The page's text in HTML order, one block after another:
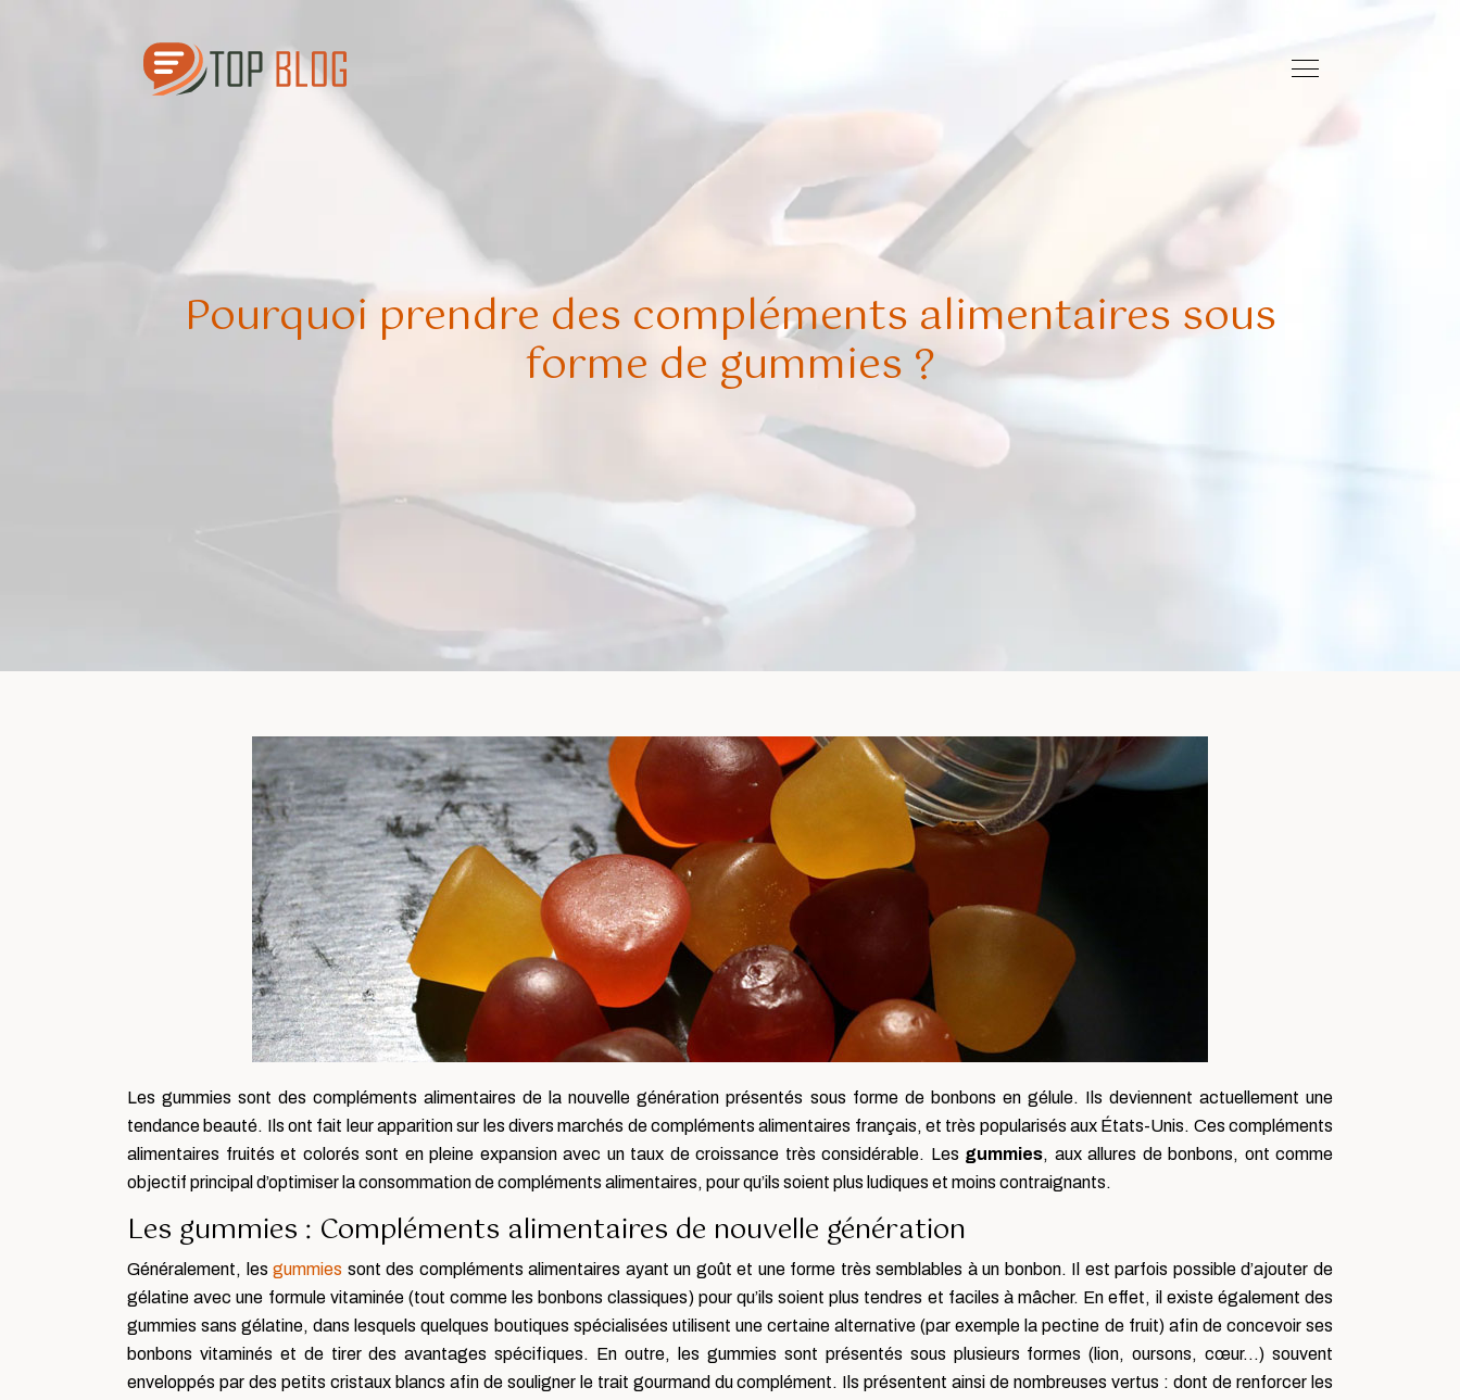
Pourquoi prendre des compléments alimentaires sous
forme de gummies ?
Les gummies sont des compléments alimentaires de la nouvelle génération présentés sous forme de bonbons en gélule. Ils deviennent actuellement une
tendance beauté. Ils ont fait leur apparition sur les divers marchés de compléments alimentaires français, et très popularisés aux États-Unis. Ces compléments
alimentaires fruités et colorés sont en pleine expansion avec un taux de croissance très considérable. Les gummies, aux allures de bonbons, ont comme
objectif principal d’optimiser la consommation de compléments alimentaires, pour qu’ils soient plus ludiques et moins contraignants.
Les gummies : Compléments alimentaires de nouvelle génération
Généralement, lesgummies sont des compléments alimentaires ayant un goût et une forme très semblables à un bonbon. Il est parfois possible d’ajouter de
gélatine avec une formule vitaminée (tout comme les bonbons classiques) pour qu’ils soient plus tendres et faciles à mâcher. En effet, il existe également des
gummies sans gélatine, dans lesquels quelques boutiques spécialisées utilisent une certaine alternative (par exemple la pectine de fruit) afin de concevoir ses
bonbons vitaminés et de tirer des avantages spécifiques. En outre, les gummies sont présentés sous plusieurs formes (lion, oursons, cœur…) souvent
enveloppés par des petits cristaux blancs afin de souligner le trait gourmand du complément. Ils présentent ainsi de nombreuses vertus : dont de renforcer les